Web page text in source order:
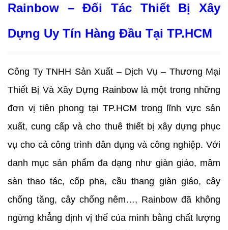
Rainbow – Đối Tác Thiết Bị Xây
Dựng Uy Tín Hàng Đầu Tại TP.HCM
Công Ty TNHH Sản Xuất – Dịch Vụ – Thương Mại
Thiết Bị Và Xây Dựng Rainbow là một trong những
đơn vị tiên phong tại TP.HCM trong lĩnh vực sản
xuất, cung cấp và cho thuê thiết bị xây dựng phục
vụ cho cả công trình dân dụng và công nghiệp. Với
danh mục sản phẩm đa dạng như giàn giáo, mâm
sàn thao tác, cốp pha, cầu thang giàn giáo, cây
chống tăng, cây chống nêm…, Rainbow đã không
ngừng khẳng định vị thế của mình bằng chất lượng